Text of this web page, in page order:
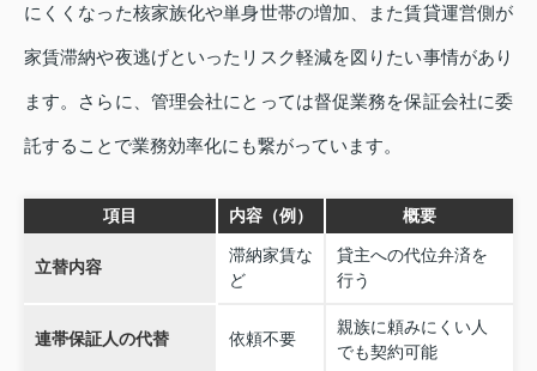
にくくなった核家族化や単身世帯の増加、また賃貸運営側が
家賃滞納や夜逃げといったリスク軽減を図りたい事情があり
ます。さらに、管理会社にとっては督促業務を保証会社に委
託することで業務効率化にも繋がっています。
項目 内容（例） 概要
立替内容
滞納家賃な
ど
貸主への代位弁済を
行う
連帯保証人の代替 依頼不要
親族に頼みにくい人
でも契約可能